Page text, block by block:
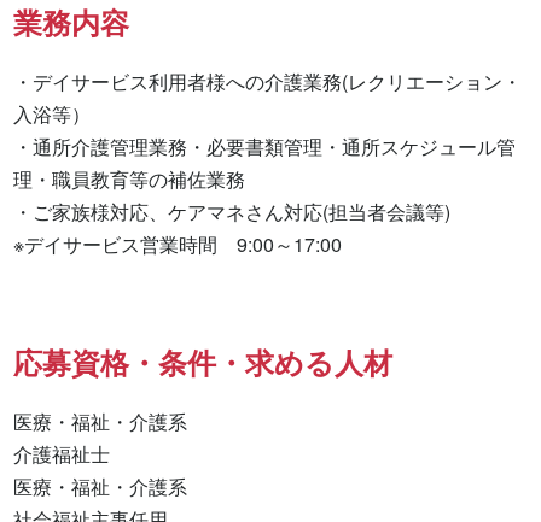
業務内容
・デイサービス利用者様への介護業務(レクリエーション・
入浴等）
・通所介護管理業務・必要書類管理・通所スケジュール管
理・職員教育等の補佐業務
・ご家族様対応、ケアマネさん対応(担当者会議等)
※デイサービス営業時間　9:00～17:00
応募資格・条件・求める人材
医療・福祉・介護系
介護福祉士
医療・福祉・介護系